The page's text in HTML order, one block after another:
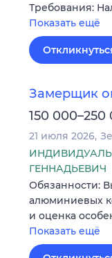
Требования:
Показать ещё
Замерщик
150 000–250
21 июля 2026
ГЕННАДЬЕВИЧ
Обязанности:
алюминиевых
и оценка
Показать ещё